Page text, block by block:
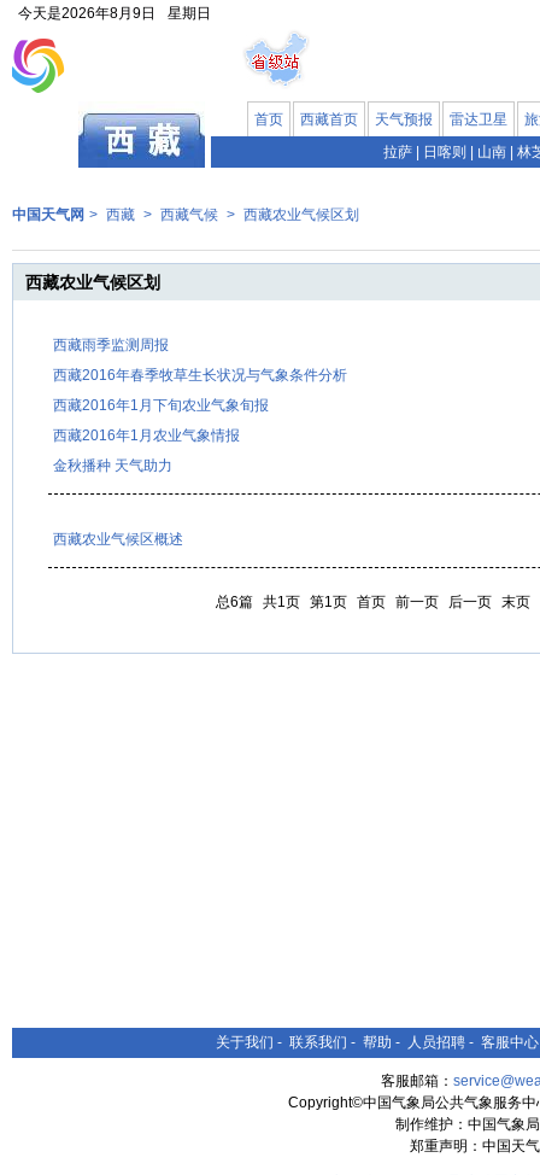
今天是2026年8月9日 星期日
首页 西藏首页 天气预报 雷达卫星
拉萨
日喀则 山南 林
中国天气网 > 西藏 > 西藏气候 > 西藏农业气候区划
西藏农业气候区划
西藏雨季监测周报
西藏2016年春季牧草生长状况与气象条件分析
西藏2016年1月下旬农业气象旬报
西藏2016年1月农业气象情报
金秋播种 天气助力
西藏农业气候区概述
总6篇 共1页 第1页 首页 前一页 后一页 末页
关于我们 - 联系我们 - 帮助 - 人员招聘 - 客服中心
客服邮箱：
Copyright©中国气象局公共气象服务
制作维护：中国气象
郑重声明：中国天